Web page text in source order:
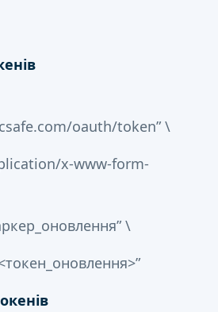
oauth/token” \
x-www-form-
\